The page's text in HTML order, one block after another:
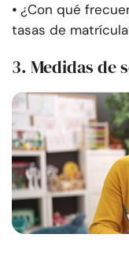
⦁ ¿Con qué
tasas de
3. Medidas de